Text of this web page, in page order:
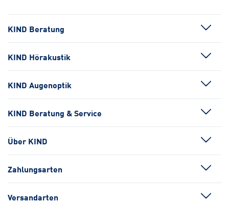
KIND Beratung
KIND Hörakustik
KIND Augenoptik
KIND Beratung & Service
Über KIND
Zahlungsarten
Versandarten